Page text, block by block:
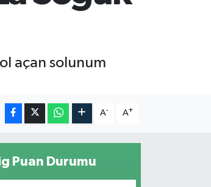
açan solunum
A- A+
Puan Durumu